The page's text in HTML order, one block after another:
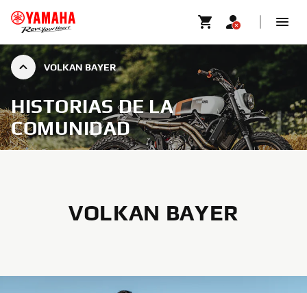
VOLKAN BAYER
HISTORIAS DE LA
COMUNIDAD
VOLKAN BAYER